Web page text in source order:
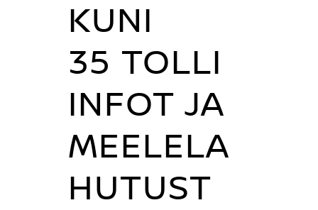
KUNI
35 TOLLI
INFOT JA
MEELELA
HUTUST